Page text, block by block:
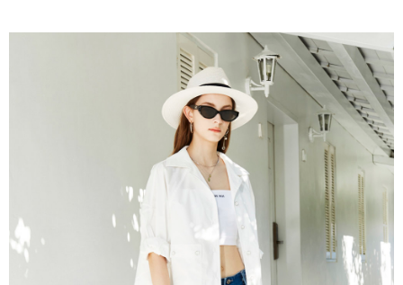
１．透過由恩沛科技股份有限公司提供之「AFTEE先享後付」服務完成之交
易，需依本服務之必要範圍內提供個人資料，並將交易相關給付款項請求債
權轉讓予恩沛科技股份有限公司。
２．關於個人資料處理事宜，請瀏覽以下網址：
３．未成年的使用者請事先徵得法定代理人或監護人之同意方可使用
「AFTEE先享後付」，若未經同意申辦者引起之損失，本公司不負相關責
４．使用「AFTEE先享後付」時，將依據個別帳號之用戶狀況，依本公司即
時審查核予不同之上限額度；若仍有額度不足之情形，本公司將視審查結果
請求用戶進行身份認證。
５．嚴禁一人註冊多個帳號或使用他人資訊註冊。若發現惡意使用之情形，
恩沛科技股份有限公司將有權停止該用戶之使用額度並採取法律行動。